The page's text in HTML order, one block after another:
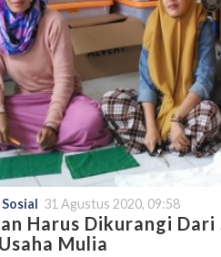
31 Agustus 2020, 09:58
Harus Dikurangi
Mulia